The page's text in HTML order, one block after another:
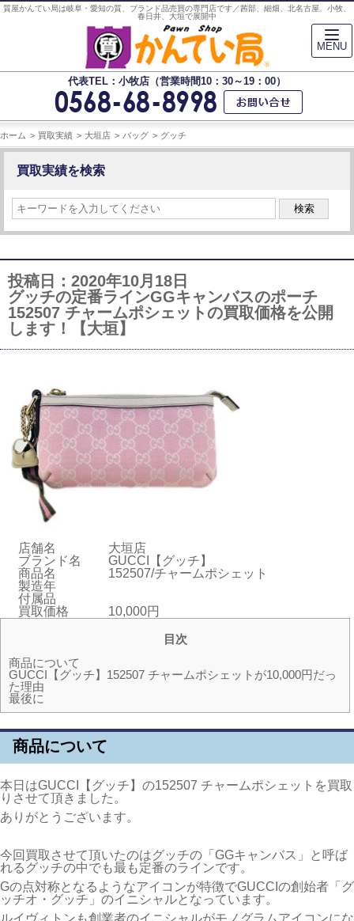
質屋かんてい局は岐阜・愛知の質、ブランド品売買の専門店です／茜部、細畑、北名古屋、小牧、
春日井、大垣で展開中
代表TEL：小牧店（営業時間10：30～19：00）
ホーム 買取実績 大垣店 バッグ グッチ
買取実績を検索
検索
投稿日：2020年10月18日
グッチの定番ラインGGキャンバスのポーチ
152507 チャームポシェットの買取価格を公開
します！【大垣】
店舗名
大垣店
ブランド名
GUCCI【グッチ】
商品名
152507/チャームポシェット
製造年
付属品
買取価格
10,000円
目次
商品について
GUCCI【グッチ】152507 チャームポシェットが10,000円だっ
た理由
最後に
商品について
本日はGUCCI【グッチ】の152507 チャームポシェットを買取
りさせて頂きました。
ありがとうございます。
今回買取させて頂いたのはグッチの「GGキャンバス」と呼ば
れるグッチの中でも最も定番のラインです。
Gの点対称となるようなアイコンが特徴でGUCCIの創始者「グ
ッチオ・グッチ」のイニシャルとなっています。
ルイヴィトンも創業者のイニシャルがモノグラムアイコンにな
MENU